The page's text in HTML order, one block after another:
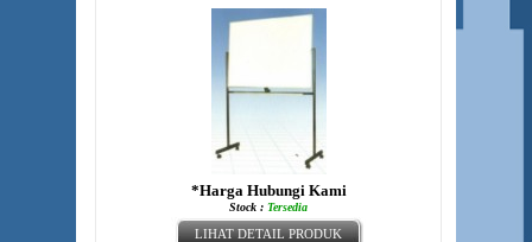
*Harga Hubungi Kami
Stock : Tersedia
LIHAT DETAIL PRODUK